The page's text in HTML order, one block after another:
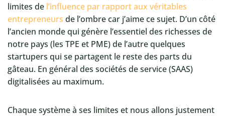
limites de l’influence par rapport aux véritables
entrepreneurs de l’ombre car j’aime ce sujet. D’un côté
l’ancien monde qui génère l’essentiel des richesses de
notre pays (les TPE et PME) de l’autre quelques
startupers qui se partagent le reste des parts du
gâteau. En général des sociétés de service (SAAS)
digitalisées au maximum.
Chaque système à ses limites et nous allons justement